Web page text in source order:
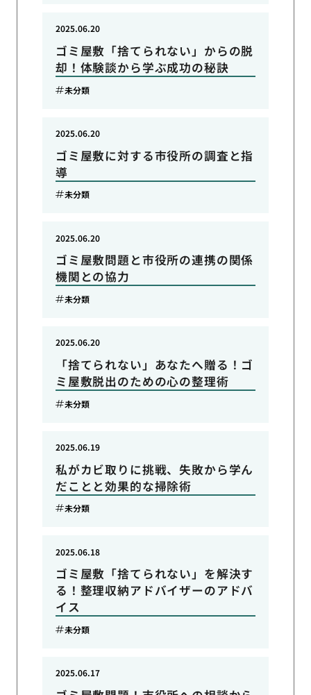
ゴミ屋敷「捨てられない」からの脱
却！体験談から学ぶ成功の秘訣
2025.06.20
未分類
ゴミ屋敷に対する市役所の調査と指
導
2025.06.20
未分類
ゴミ屋敷問題と市役所の連携の関係
機関との協力
2025.06.20
未分類
「捨てられない」あなたへ贈る！ゴ
ミ屋敷脱出のための心の整理術
2025.06.20
未分類
私がカビ取りに挑戦、失敗から学ん
だことと効果的な掃除術
2025.06.19
未分類
ゴミ屋敷「捨てられない」を解決す
る！整理収納アドバイザーのアドバ
イス
2025.06.18
未分類
2025.06.17